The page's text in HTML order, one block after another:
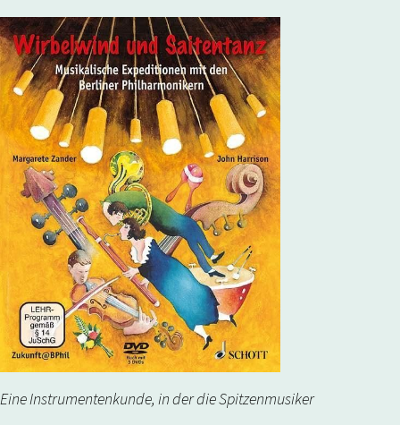
Eine Instrumentenkunde, in der die Spitzenmusiker